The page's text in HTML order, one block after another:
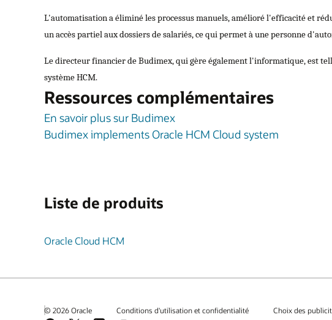
L'automatisation a éliminé les processus manuels, amélioré l'efficacité et
un accès partiel aux dossiers de salariés, ce qui permet à une personne
Le directeur financier de Budimex, qui gère également l'informatique, est
système HCM.
Ressources complémentaires
En savoir plus sur Budimex
Budimex implements Oracle HCM Cloud system
Liste de produits
Oracle Cloud HCM
© 2026 Oracle Conditions d'utilisation et confidentialité Choix des